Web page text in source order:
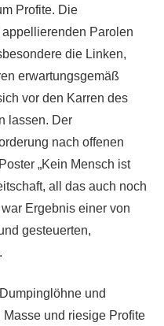
Profite. Die
Parolen
die Linken,
erwartungsgemäß
vor den Karren des
lassen. Der
nach offenen
„Kein Mensch ist
all das auch noch
Ergebnis einer von
gesteuerten,
und
und riesige Profite